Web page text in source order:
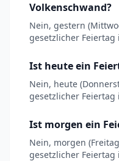
Volkenschwand?
Nein, gestern
gesetzlicher Feiertag
Ist heute ein
Nein, heute
gesetzlicher Feiertag
Ist morgen ein
Nein, morgen
gesetzlicher Feiertag